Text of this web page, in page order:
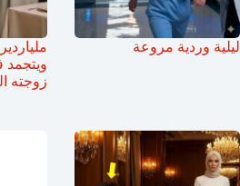
ليلية وردية مروعة
ويتجمد
زوجته